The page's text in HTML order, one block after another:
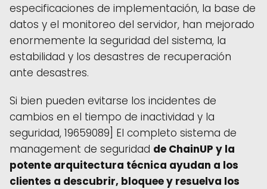
especificaciones de implementación, la base de
datos y el monitoreo del servidor, han mejorado
enormemente la seguridad del sistema, la
estabilidad y los desastres de recuperación
ante desastres.
Si bien pueden evitarse los incidentes de
cambios en el tiempo de inactividad y la
seguridad, 19659089] El completo sistema de
management de seguridad de ChainUP y la
potente arquitectura técnica ayudan a los
clientes a descubrir, bloquee y resuelva los